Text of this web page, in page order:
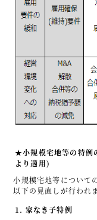
★小規模宅地等の特例
より適用)
小規模宅地等について
以下の見直しが行われま
1. 家なき子特例